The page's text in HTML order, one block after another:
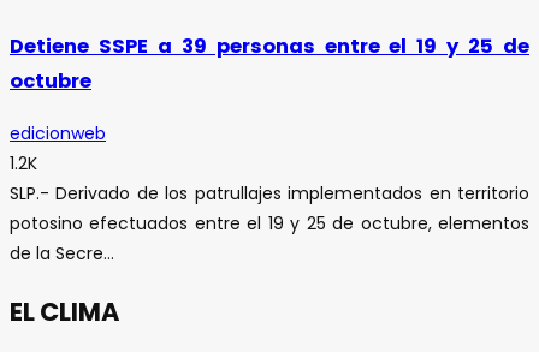
Detiene SSPE a 39 personas entre el 19 y 25 de
octubre
edicionweb
1.2K
SLP.- Derivado de los patrullajes implementados en territorio
potosino efectuados entre el 19 y 25 de octubre, elementos
de la Secre...
EL CLIMA